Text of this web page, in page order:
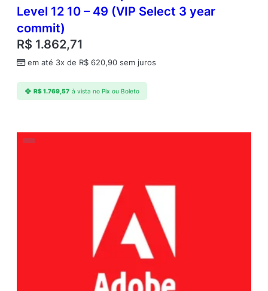
Level 12 10 – 49 (VIP Select 3 year
commit)
R$ 1.862,71
em até 3x de R$ 620,90 sem juros
R$1.769,57 à vista no Pix ou Boleto